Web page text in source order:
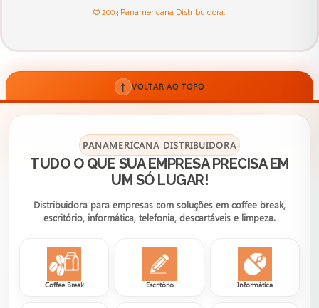
© 2003 Panamericana Distribuidora.
↑ VOLTAR AO TOPO
PANAMERICANA DISTRIBUIDORA
TUDO O QUE SUA EMPRESA PRECISA EM
UM SÓ LUGAR!
Distribuidora para empresas com soluções em coffee break,
escritório, informática, telefonia, descartáveis e limpeza.
Coffee Break Escritório Informática